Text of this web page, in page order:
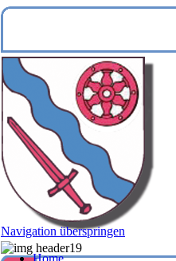
Navigation überspringen
Home